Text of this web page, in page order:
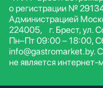
о регистрации №
Администрацией
224005, г. Брест, ул.
Пн–Пт 09:00 – 18:00,
info@gastromarket.by.
не является интернет-